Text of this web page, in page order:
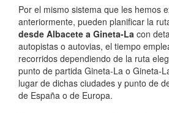
Por el mismo sistema que les hemos
anteriormente, pueden planificar la
desde Albacete a Gineta-La con
autopistas o autovias, el tiempo
recorridos dependiendo de la ruta
punto de partida Gineta-La o Gineta-
lugar de dichas ciudades y punto de
de España o de Europa.